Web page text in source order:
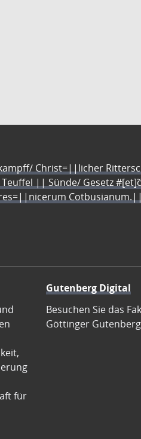
Christ=||licher
|| Sünde/ Gesetz
Cotbusianum.||
für
Gutenberg Digital
Besuchen Sie das
Göttinger